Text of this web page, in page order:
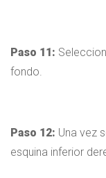
Paso 11:
fondo.
Paso 12: Una vez
esquina inferior